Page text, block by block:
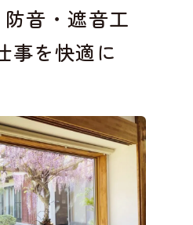
音・遮音工
事を快適に